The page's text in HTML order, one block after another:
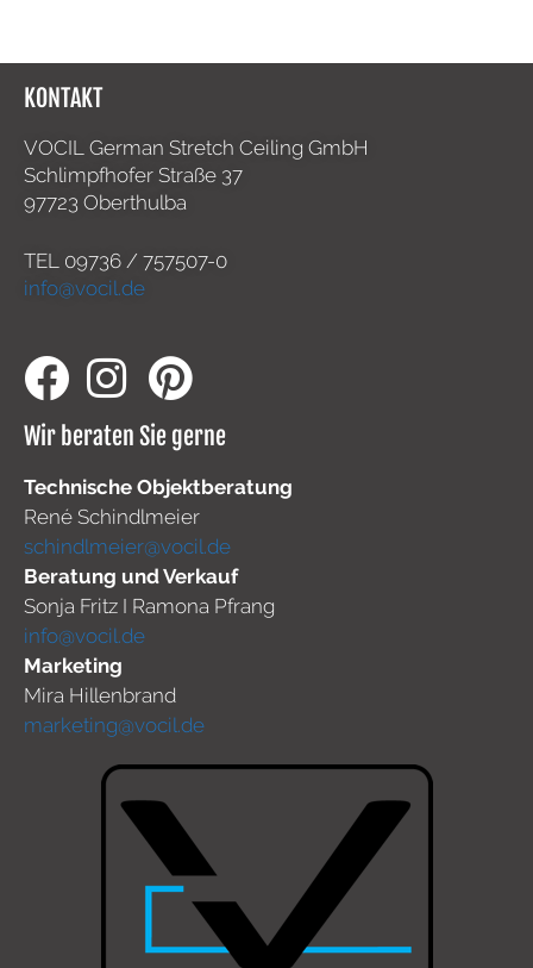
KONTAKT
VOCIL German Stretch Ceiling GmbH
Schlimpfhofer Straße 37
97723 Oberthulba
TEL 09736 / 757507-0
info@vocil.de
Wir beraten Sie gerne
Technische Objektberatung
René Schindlmeier
schindlmeier@vocil.de
Beratung und Verkauf
Sonja Fritz I Ramona Pfrang
info@vocil.de
Marketing
Mira Hillenbrand
marketing@vocil.de